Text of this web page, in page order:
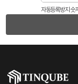
ο 개인정보 수집방법 : 홈
■ 개인정보의 수집 및 이
이용 방지와 비인가 사용
인정보 수집 시 법정 대리
자동등록방지 숫